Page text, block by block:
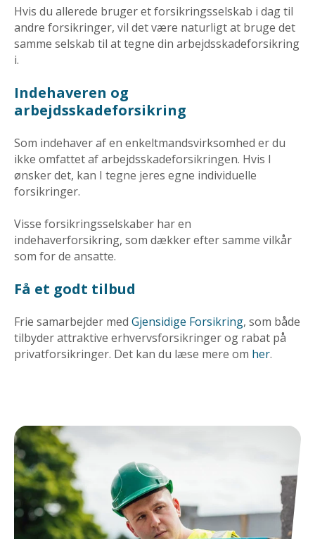
Hvis du allerede bruger et forsikringsselskab i dag til
andre forsikringer, vil det være naturligt at bruge det
samme selskab til at tegne din arbejdsskadeforsikring
i.
Indehaveren og
arbejdsskadeforsikring
Som indehaver af en enkeltmandsvirksomhed er du
ikke omfattet af arbejdsskadeforsikringen. Hvis I
ønsker det, kan I tegne jeres egne individuelle
forsikringer.
Visse forsikringsselskaber har en
indehaverforsikring, som dækker efter samme vilkår
som for de ansatte.
Få et godt tilbud
Frie samarbejder med Gjensidige Forsikring, som både
tilbyder attraktive erhvervsforsikringer og rabat på
privatforsikringer. Det kan du læse mere om her.